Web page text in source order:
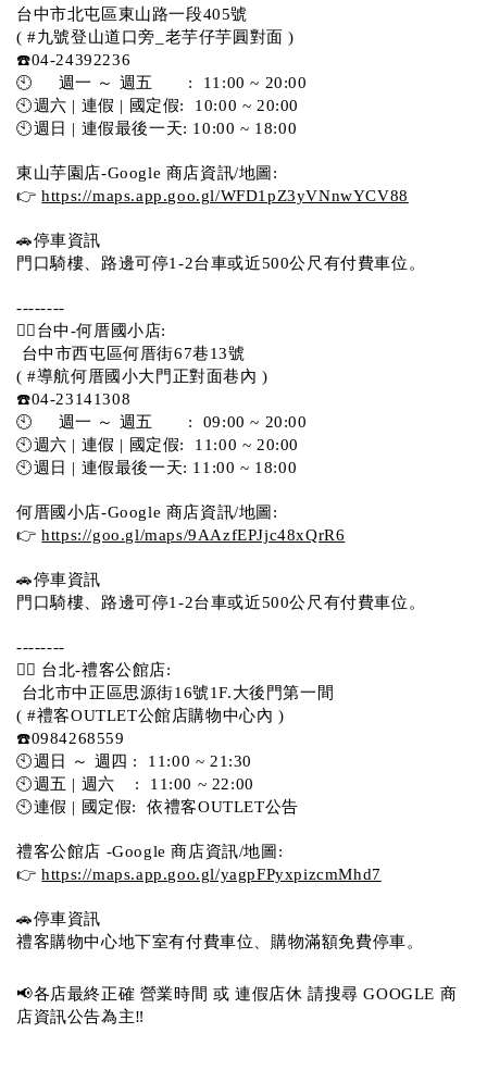
台中市北屯區東山路一段405號
( #九號登山道口旁_老芋仔芋圓對面 )
☎️04-24392236
🕙     週一 ～ 週五       :  11:00 ~ 20:00
🕙週六 | 連假 | 國定假:  10:00 ~ 20:00
🕙週日 | 連假最後一天: 10:00 ~ 18:00
東山芋園店-Google 商店資訊/地圖:
👉 https://maps.app.goo.gl/WFD1pZ3yVNnwYCV88
🚗停車資訊
門口騎樓、路邊可停1-2台車或近500公尺有付費車位。
--------
💁‍♀️台中-何厝國小店:
台中市西屯區何厝街67巷13號
( #導航何厝國小大門正對面巷內 )
☎️04-23141308
🕙     週一 ～ 週五       :  09:00 ~ 20:00
🕙週六 | 連假 | 國定假:  11:00 ~ 20:00
🕙週日 | 連假最後一天: 11:00 ~ 18:00
何厝國小店-Google 商店資訊/地圖:
👉 https://goo.gl/maps/9AAzfEPJjc48xQrR6
🚗停車資訊
門口騎樓、路邊可停1-2台車或近500公尺有付費車位。
--------
💁‍♀️ 台北-禮客公館店:
台北市中正區思源街16號1F.大後門第一間
( #禮客OUTLET公館店購物中心內 )
☎️0984268559
🕙週日 ～ 週四 :  11:00 ~ 21:30
🕙週五 | 週六    :  11:00 ~ 22:00
🕙連假 | 國定假:  依禮客OUTLET公告
禮客公館店 -Google 商店資訊/地圖:
👉 https://maps.app.goo.gl/yagpFPyxpizcmMhd7
🚗停車資訊
禮客購物中心地下室有付費車位、購物滿額免費停車。
📢各店最終正確 營業時間 或 連假店休 請搜尋 GOOGLE 商
店資訊公告為主‼️